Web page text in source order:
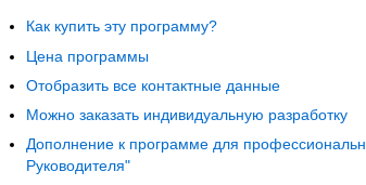
Как купить эту программу?
Цена программы
Отобразить все контактные данные
Можно заказать индивидуальную разработку
Дополнение к программе для
Руководителя"